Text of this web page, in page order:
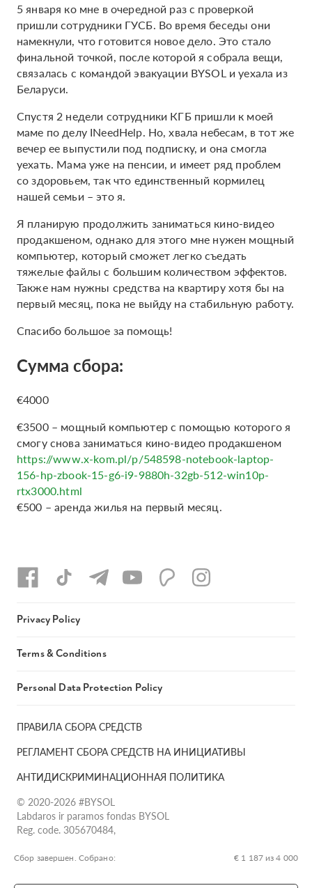
5 января ко мне в очередной раз с проверкой
пришли сотрудники ГУСБ. Во время беседы они
намекнули, что готовится новое дело. Это стало
финальной точкой, после которой я собрала вещи,
связалась с командой эвакуации BYSOL и уехала из
Беларуси.
Спустя 2 недели сотрудники КГБ пришли к моей
маме по делу INeedHelp. Но, хвала небесам, в тот же
вечер ее выпустили под подписку, и она смогла
уехать. Мама уже на пенсии, и имеет ряд проблем
со здоровьем, так что единственный кормилец
нашей семьи – это я.
Я планирую продолжить заниматься кино-видео
продакшеном, однако для этого мне нужен мощный
компьютер, который сможет легко съедать
тяжелые файлы с большим количеством эффектов.
Также нам нужны средства на квартиру хотя бы на
первый месяц, пока не выйду на стабильную работу.
Спасибо большое за помощь!
Сумма сбора:
€4000
€3500 – мощный компьютер с помощью которого я
смогу снова заниматься кино-видео продакшеном
https://www.x-kom.pl/p/548598-notebook-laptop-
156-hp-zbook-15-g6-i9-9880h-32gb-512-win10p-
rtx3000.html
€500 – аренда жилья на первый месяц.
Сбор завершен. Собрано: € 1 187 из 4 000
ПРАВИЛА СБОРА СРЕДСТВ
РЕГЛАМЕНТ СБОРА СРЕДСТВ НА ИНИЦИАТИВЫ
АНТИДИСКРИМИНАЦИОННАЯ ПОЛИТИКА
© 2020-2026 #BYSOL
Labdaros ir paramos fondas BYSOL
Reg. code. 305670484,
g.17-1, LT-13253
SWIFT kodas HABALT22
Privacy Policy
Terms & Conditions
Personal Data Protection Policy